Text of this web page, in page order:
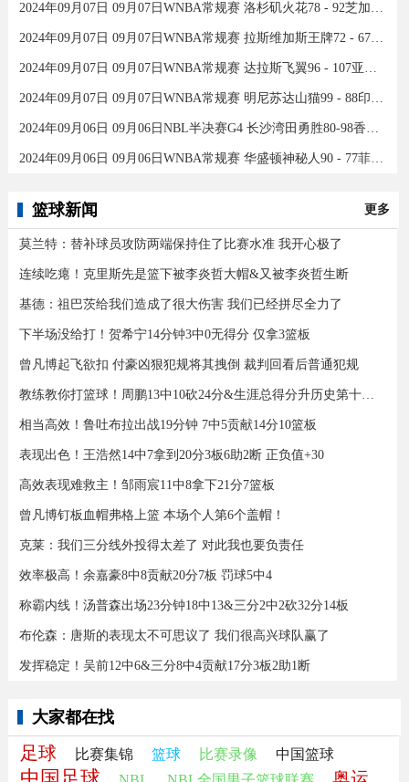
2024年09月07日 09月07日WNBA常规赛 洛杉矶火花78 - 92芝加哥天空 全场集锦
2024年09月07日 09月07日WNBA常规赛 拉斯维加斯王牌72 - 67康涅狄格太阳 集锦
2024年09月07日 09月07日WNBA常规赛 达拉斯飞翼96 - 107亚特兰大梦想 全场集锦
2024年09月07日 09月07日WNBA常规赛 明尼苏达山猫99 - 88印第安纳狂热 全场集锦
2024年09月06日 09月06日NBL半决赛G4 长沙湾田勇胜80-98香港金牛 全场集锦
2024年09月06日 09月06日WNBA常规赛 华盛顿神秘人90 - 77菲尼克斯水星 全场集锦
篮球新闻 更多
莫兰特：替补球员攻防两端保持住了比赛水准 我开心极了
连续吃瘪！克里斯先是篮下被李炎哲大帽&又被李炎哲生断
基德：祖巴茨给我们造成了很大伤害 我们已经拼尽全力了
下半场没给打！贺希宁14分钟3中0无得分 仅拿3篮板
曾凡博起飞欲扣 付豪凶狠犯规将其拽倒 裁判回看后普通犯规
教练教你打篮球！周鹏13中10砍24分&生涯总得分升历史第十三！
相当高效！鲁吐布拉出战19分钟 7中5贡献14分10篮板
表现出色！王浩然14中7拿到20分3板6助2断 正负值+30
高效表现难救主！邹雨宸11中8拿下21分7篮板
曾凡博钉板血帽弗格上篮 本场个人第6个盖帽！
克莱：我们三分线外投得太差了 对此我也要负责任
效率极高！余嘉豪8中8贡献20分7板 罚球5中4
称霸内线！汤普森出场23分钟18中13&三分2中2砍32分14板
布伦森：唐斯的表现太不可思议了 我们很高兴球队赢了
发挥稳定！吴前12中6&三分8中4贡献17分3板2助1断
大家都在找
足球 比赛集锦 篮球 比赛录像 中国篮球